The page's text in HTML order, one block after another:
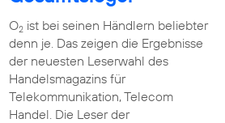
O2ist bei seinen Händlern beliebter
denn je. Das zeigen die Ergebnisse
der neuesten Leserwahl des
Handelsmagazins für
Telekommunikation, Telecom
Handel. Die Leser der